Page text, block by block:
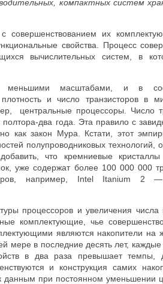
компактных систем
совершенствованием их
свойства. Процесс
вычислительных систем, в
меньшими масштабами, и в
и число транзисторов в
центральные процессоры. Число
два года. Эта правило с
как закон Мура. Кстати, этот
полупроводниковых
что кремниевые кристаллы
уже содержат более 100 000 000
например, Intel Itanium 2 —
процессоров и увеличения числа
комплектующие, чье
являются накопители на
мере в последние десять лет,
в два раза превышает темпы,
и конструкция самих
данным при постоянном уменьшении